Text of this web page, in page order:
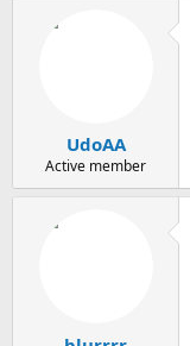
UdoAA
Active member